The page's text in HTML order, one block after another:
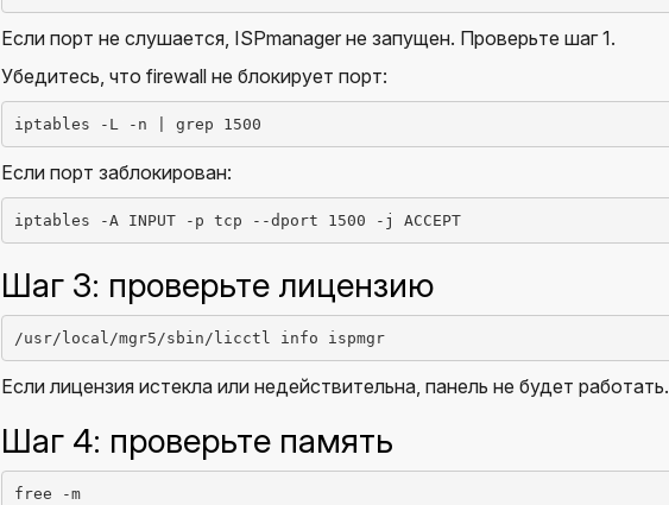
Если порт не слушается, ISPmanager не запущен. Проверьте шаг 1.
Убедитесь, что firewall не блокирует порт:
iptables -L -n | grep 1500
Если порт заблокирован:
iptables -A INPUT -p tcp --dport 1500 -j ACCEPT
Шаг 3: проверьте лицензию
/usr/local/mgr5/sbin/licctl info ispmgr
Если лицензия истекла или недействительна, панель не будет работать.
Шаг 4: проверьте память
free -m